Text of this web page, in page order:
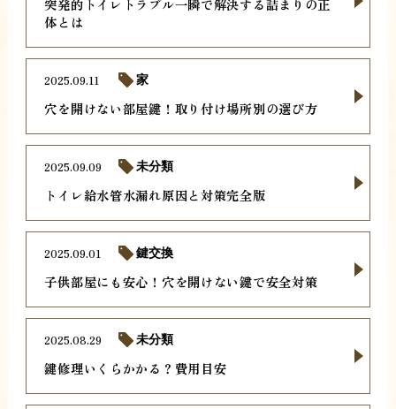
突発的トイレトラブル一瞬で解決する詰まりの正
体とは
穴を開けない部屋鍵！取り付け場所別の選び方
2025.09.11 家
トイレ給水管水漏れ原因と対策完全版
2025.09.09 未分類
子供部屋にも安心！穴を開けない鍵で安全対策
2025.09.01 鍵交換
鍵修理いくらかかる？費用目安
2025.08.29 未分類